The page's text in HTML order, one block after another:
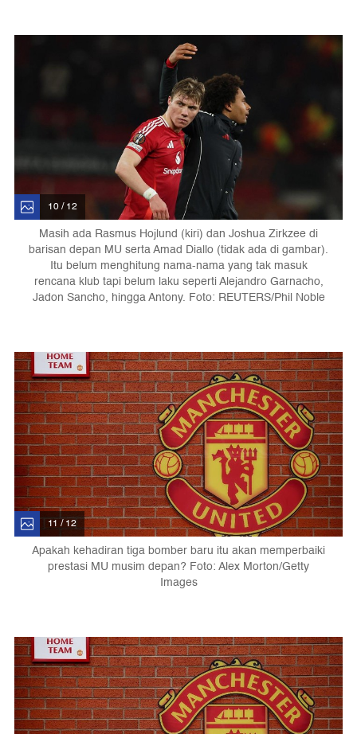
10 / 12
Masih ada Rasmus Hojlund (kiri) dan Joshua Zirkzee di
barisan depan MU serta Amad Diallo (tidak ada di gambar).
Itu belum menghitung nama-nama yang tak masuk
rencana klub tapi belum laku seperti Alejandro Garnacho,
Jadon Sancho, hingga Antony. Foto: REUTERS/Phil Noble
11 / 12
Apakah kehadiran tiga bomber baru itu akan memperbaiki
prestasi MU musim depan? Foto: Alex Morton/Getty
Images